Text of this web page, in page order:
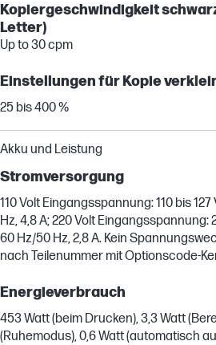
Kopiergeschwindigkeit
Letter)
Up to 30 cpm
Einstellungen für Kopie
25 bis 400 %
Akku und Leistung
Stromversorgung
110 Volt Eingangsspannung: 110 bis 127
Hz, 4,8 A; 220 Volt Eingangsspannung:
60 Hz/50 Hz, 2,8 A. Kein
nach Teilenummer mit Optionscode-
Energieverbrauch
453 Watt (beim Drucken), 3,3 Watt
(Ruhemodus), 0,6 Watt (automatisch